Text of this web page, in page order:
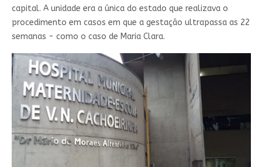
capital. A unidade era a única do estado que realizava o
procedimento em casos em que a gestação ultrapassa as 22
semanas - como o caso de Maria Clara.